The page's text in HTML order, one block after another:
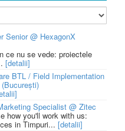
Senior @ HexagonX
ce nu se vede: proiectele
[detalii]
BTL / Field Implementation
Specialist @ Zitec
how you'll work with us:
in Timpuri... [detalii]